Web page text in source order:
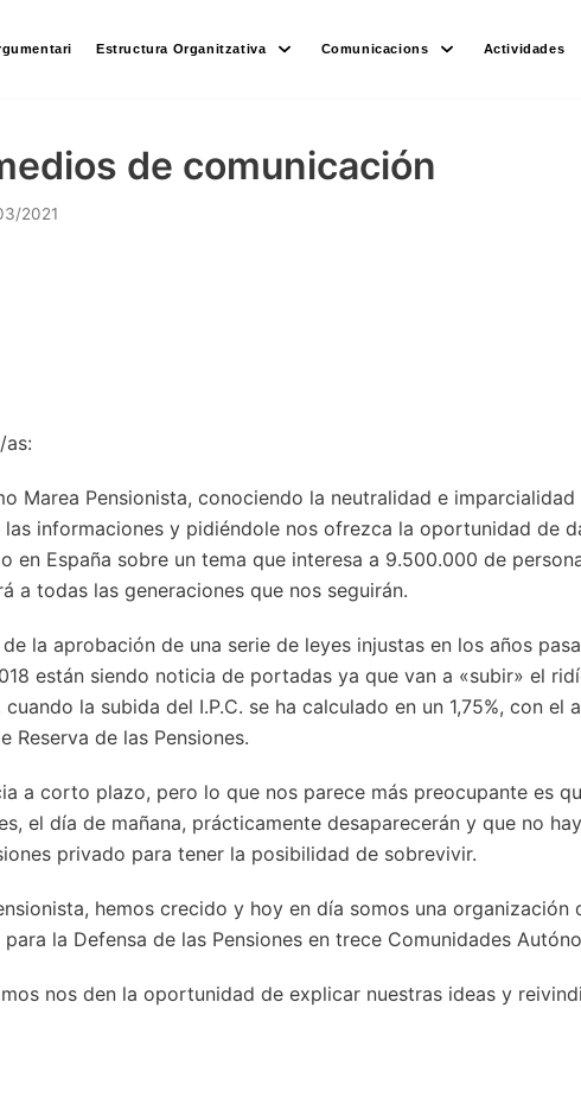
Estructura Organitzativa Comunicacions Actividades
de comunicación
2021
Marea Pensionista, conociendo la neutralidad e
informaciones y pidiéndole nos ofrezca la oportunidad de
en España sobre un tema que interesa a 9.500.000 de
a todas las generaciones que nos seguirán.
la aprobación de una serie de leyes injustas en los años
están siendo noticia de portadas ya que van a «subir» el
la subida del I.P.C. se ha calculado en un 1,75%, con el
Reserva de las Pensiones.
a corto plazo, pero lo que nos parece más preocupante es
el día de mañana, prácticamente desaparecerán y que no
privado para tener la posibilidad de sobrevivir.
hemos crecido y hoy en día somos una organización
la Defensa de las Pensiones en trece Comunidades
nos den la oportunidad de explicar nuestras ideas y